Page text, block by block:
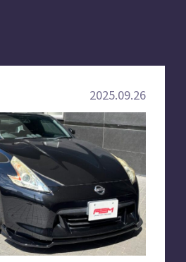
2025.09.26